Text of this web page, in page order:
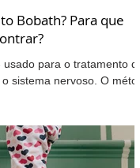
Osteoartrite Dor
Pés
Bobath? Para que
para o tratamento de
sistema nervoso. O